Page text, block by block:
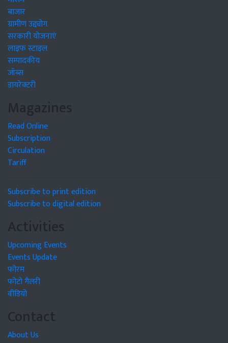
बाजार
ग्रामीण उद्द्योग
सरकारी योजनाएं
लाइफ स्टाइल
सम्पादकीय
जॉब्स
डायरेक्टरी
Magazines
Read Online
Subscription
Circulation
Tariff
Subscribe to print edition
Subscribe to digital edition
Activities
Upcoming Events
Events Update
फोरम
फोटो गैलरी
वीडियो
Contact
About Us